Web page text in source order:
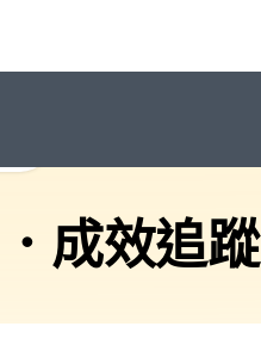
． 成效追蹤